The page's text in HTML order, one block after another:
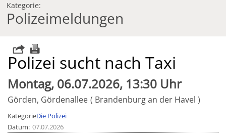
Kategorie:
Polizeimeldungen
Polizei sucht nach Taxi
Montag, 06.07.2026, 13:30 Uhr
Görden, Gördenallee Brandenburg an der Havel
KategorieDie Polizei
Datum 07.07.2026